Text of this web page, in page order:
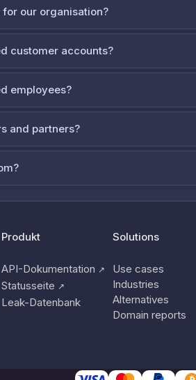
our organisation?
customer accounts?
employees?
and partners?
Produkt
API-Dokumentation ↗
Statusseite ↗
Leak-Datenbank
Solutions
Use cases
Industries
Alternatives
Domain reports